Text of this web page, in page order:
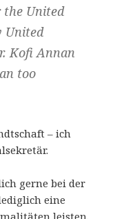
the United
United
Kofi Annan
too
– ich
gerne bei der
eine